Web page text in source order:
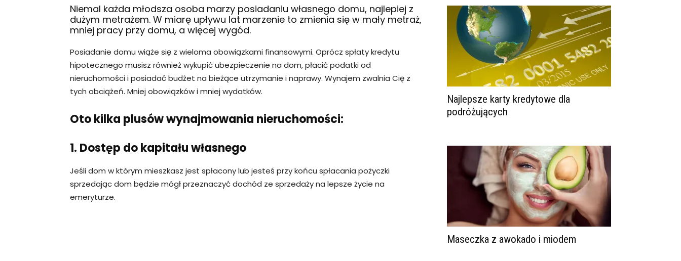
Niemal każda młodsza osoba marzy posiadaniu własnego domu, najlepiej z
dużym metrażem. W miarę upływu lat marzenie to zmienia się w mały metraż,
mniej pracy przy domu, a więcej wygód.
Posiadanie domu wiąże się z wieloma obowiązkami finansowymi. Oprócz spłaty kredytu
hipotecznego musisz również wykupić ubezpieczenie na dom, płacić podatki od
nieruchomości i posiadać budżet na bieżące utrzymanie i naprawy. Wynajem zwalnia Cię z
tych obciążeń. Mniej obowiązków i mniej wydatków.
Oto kilka plusów wynajmowania nieruchomości:
1. Dostęp do kapitału własnego
Jeśli dom w którym mieszkasz jest spłacony lub jesteś przy końcu spłacania pożyczki
sprzedając dom będzie mógł przeznaczyć dochód ze sprzedaży na lepsze życie na
emeryturze.
Najlepsze karty kredytowe dla
podróżujących
Maseczka z awokado i miodem